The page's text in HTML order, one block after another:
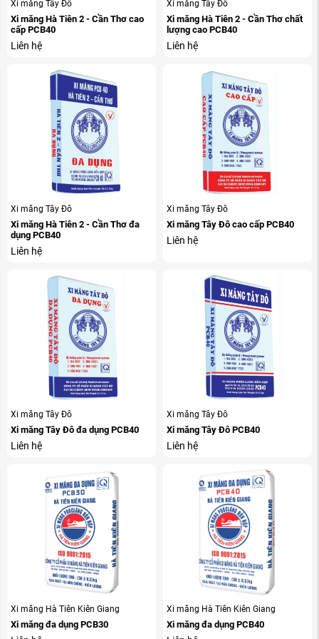
phẩm theo tiêu chuẩn quốc tế.
Tiêu chuẩn
Xi măng Vicem Hà Tiên PCB50 Thượng hạng được sản xuất
quả thử nghiệm cho thấy sản phẩm vượt yêu cầu kỹ thuật
TCVN, đảm bảo chất lượng ổn định cho công trình.
Xi măng Tây Đô
Xi măng Hà Tiên 2 - Cần Thơ cao
cấp PCB40
Liên hệ
Xi măng Tây Đô
Xi măng Hà Tiên 2 - Cần Thơ chất
lượng cao PCB40
Liên hệ
Xi măng Tây Đô
Xi măng Hà Tiên 2 - Cần Thơ đa
dụng PCB40
Liên hệ
Xi măng Tây Đô
Xi măng Tây Đô cao cấp PCB40
Liên hệ
Xi măng Tây Đô
Xi măng Tây Đô đa dụng PCB40
Liên hệ
Xi măng Tây Đô
Xi măng Tây Đô PCB40
Liên hệ
Xi măng Hà Tiên Kiên Giang
Xi măng đa dụng PCB30
Xi măng Hà Tiên Kiên Giang
Xi măng đa dụng PCB40